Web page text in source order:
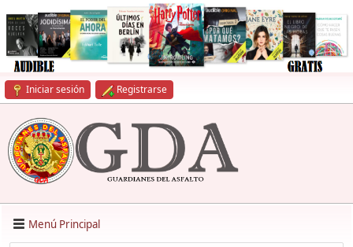
Iniciar sesión Registrarse
Menú Principal